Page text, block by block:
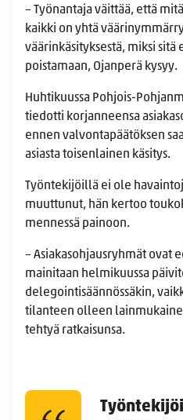
– Työnantaja väittää, että
kaikki on yhtä
väärinkäsityksestä, miksi sitä
poistamaan, Ojanperä kysyy.
Huhtikuussa Pohjois-
tiedotti korjanneensa
ennen valvontapäätöksen
asiasta toisenlainen käsitys.
Työntekijöillä ei ole
muuttunut, hän kertoo
mennessä painoon.
– Asiakasohjausryhmät ovat
mainitaan helmikuussa
delegointisäännössäkin,
tilanteen olleen
tehtyä ratkaisunsa.